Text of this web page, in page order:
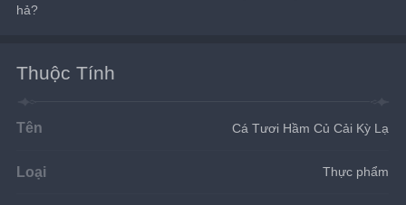
hả?
Thuộc Tính
Tên Cá Tươi Hầm Củ Cải Kỳ Lạ
Loại Thực phẩm